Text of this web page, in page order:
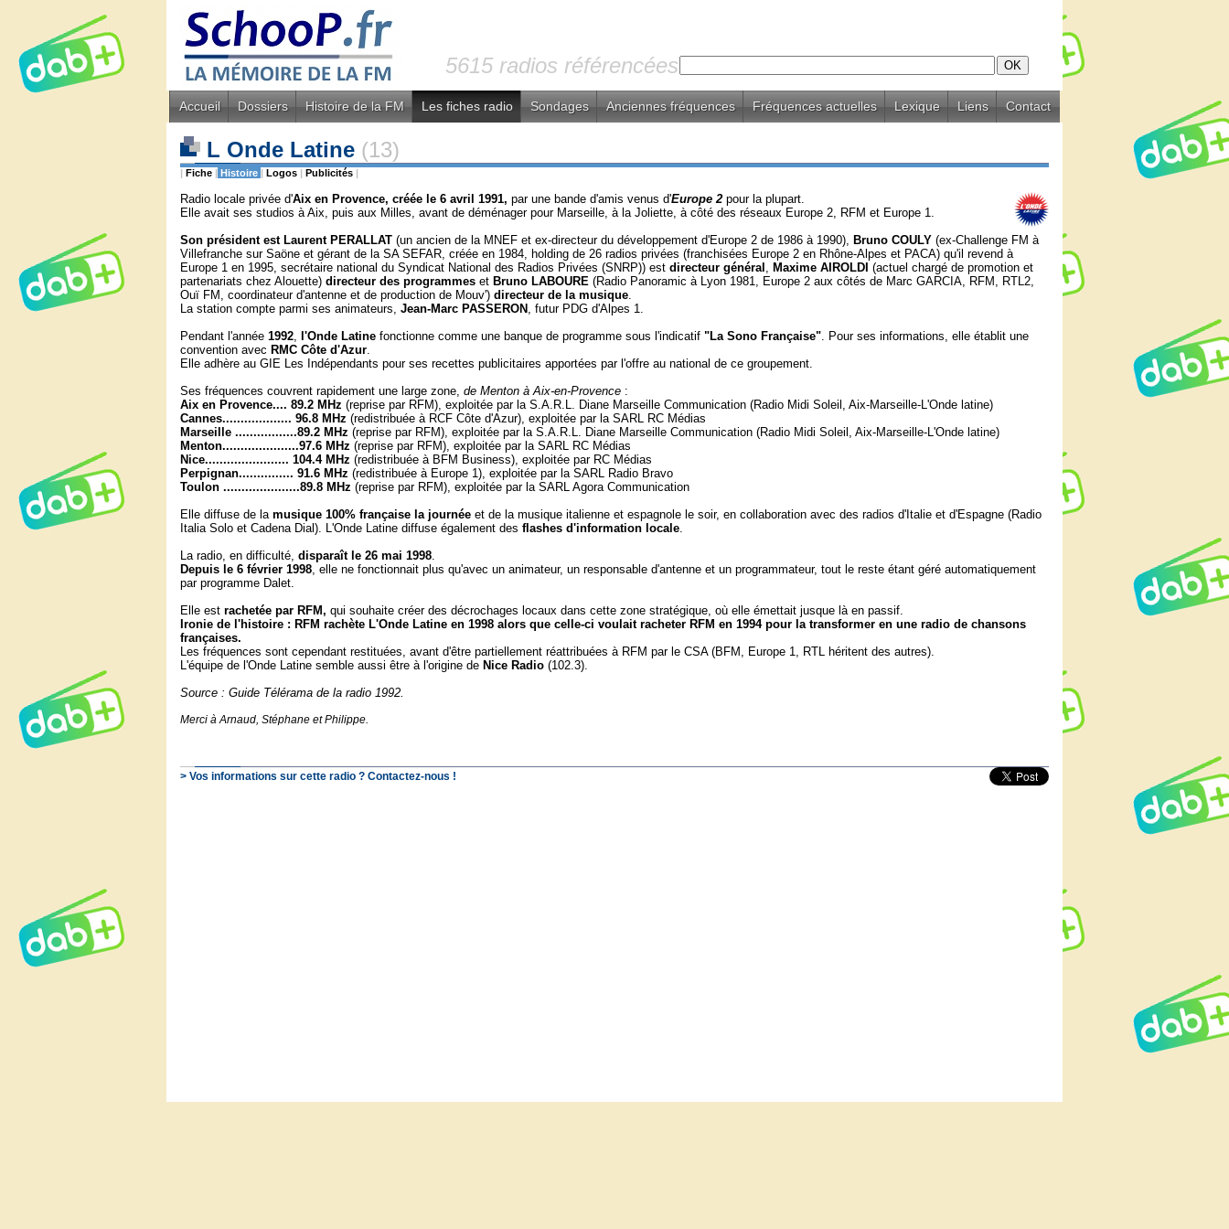
5615 radios référencées
Accueil Dossiers Histoire de la FM Les fiches radio Sondages Anciennes fréquences Fréquences actuelles Lexique Liens Contact
L Onde Latine (13)
| Fiche | Histoire | Logos | Publicités |
Radio locale privée d'Aix en Provence, créée le 6 avril 1991, par une bande d'amis venus d'Europe 2 pour la plupart.
Elle avait ses studios à Aix, puis aux Milles, avant de déménager pour Marseille, à la Joliette, à côté des réseaux Europe 2, RFM et Europe 1.
Son président est Laurent PERALLAT (un ancien de la MNEF et ex-directeur du développement d'Europe 2 de 1986 à 1990), Bruno COULY (ex-Challenge FM à
Villefranche sur Saöne et gérant de la SA SEFAR, créée en 1984, holding de 26 radios privées (franchisées Europe 2 en Rhône-Alpes et PACA) qu'il revend à
Europe 1 en 1995, secrétaire national du Syndicat National des Radios Privées (SNRP)) est directeur général , Maxime AIROLDI (actuel chargé de promotion et
partenariats chez Alouette) directeur des programmes et Bruno LABOURE (Radio Panoramic à Lyon 1981, Europe 2 aux côtés de Marc GARCIA, RFM, RTL2,
Ouï FM, coordinateur d'antenne et de production de Mouv') directeur de la musique.
La station compte parmi ses animateurs, Jean-Marc PASSERON , futur PDG d'Alpes 1.
Pendant l'année 1992, l'Onde Latine fonctionne comme une banque de programme sous l'indicatif "La Sono Française". Pour ses informations, elle établit une
convention avec RMC Côte d'Azur.
Elle adhère au GIE Les Indépendants pour ses recettes publicitaires apportées par l'offre au national de ce groupement.
Ses fréquences couvrent rapidement une large zone, de Menton à Aix-en-Provence :
Aix en Provence.... 89.2 MHz (reprise par RFM), exploitée par la S.A.R.L. Diane Marseille Communication (Radio Midi Soleil, Aix-Marseille-L'Onde latine)
Cannes................... 96.8 MHz (redistribuée à RCF Côte d'Azur), exploitée par la SARL RC Médias
Marseille .................89.2 MHz (reprise par RFM), exploitée par la S.A.R.L. Diane Marseille Communication (Radio Midi Soleil, Aix-Marseille-L'Onde latine)
Menton.....................97.6 MHz (reprise par RFM), exploitée par la SARL RC Médias
Nice....................... 104.4 MHz (redistribuée à BFM Business), exploitée par RC Médias
Perpignan............... 91.6 MHz (redistribuée à Europe 1), exploitée par la SARL Radio Bravo
Toulon .....................89.8 MHz (reprise par RFM), exploitée par la SARL Agora Communication
Elle diffuse de la musique 100% française la journée et de la musique italienne et espagnole le soir, en collaboration avec des radios d'Italie et d'Espagne (Radio
Italia Solo et Cadena Dial). L'Onde Latine diffuse également des flashes d'information locale.
La radio, en difficulté, disparaît le 26 mai 1998.
Depuis le 6 février 1998, elle ne fonctionnait plus qu'avec un animateur, un responsable d'antenne et un programmateur, tout le reste étant géré automatiquement
par programme Dalet.
Elle est rachetée par RFM, qui souhaite créer des décrochages locaux dans cette zone stratégique, où elle émettait jusque là en passif.
Ironie de l'histoire : RFM rachète L'Onde Latine en 1998 alors que celle-ci voulait racheter RFM en 1994 pour la transformer en une radio de chansons
françaises.
Les fréquences sont cependant restituées, avant d'être partiellement réattribuées à RFM par le CSA (BFM, Europe 1, RTL héritent des autres).
L'équipe de l'Onde Latine semble aussi être à l'origine de Nice Radio (102.3).
Source : Guide Télérama de la radio 1992.
Merci à Arnaud, Stéphane et Philippe.
> Vos informations sur cette radio ? Contactez-nous !